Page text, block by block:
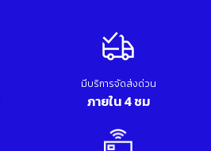
มีบริการจัดส่งด่วน
ภายใน 4 ชม